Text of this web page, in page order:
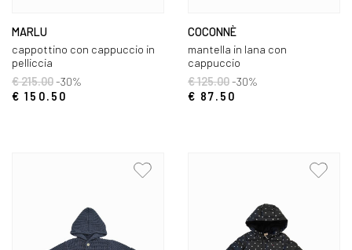
MARLU
cappottino con cappuccio in
pelliccia
€ 215.00-30%
€ 150.50
COCONNÈ
mantella in lana con
cappuccio
€ 125.00-30%
€ 87.50